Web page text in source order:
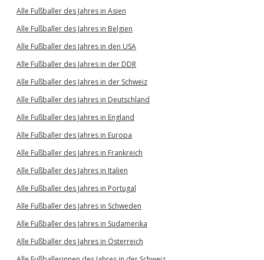
Alle Fußballer des Jahres in Asien
Alle Fußballer des Jahres in Belgien
Alle Fußballer des Jahres in den USA
Alle Fußballer des Jahres in der DDR
Alle Fußballer des Jahres in der Schweiz
Alle Fußballer des Jahres in Deutschland
Alle Fußballer des Jahres in England
Alle Fußballer des Jahres in Europa
Alle Fußballer des Jahres in Frankreich
Alle Fußballer des Jahres in Italien
Alle Fußballer des Jahres in Portugal
Alle Fußballer des Jahres in Schweden
Alle Fußballer des Jahres in Südamerika
Alle Fußballer des Jahres in Österreich